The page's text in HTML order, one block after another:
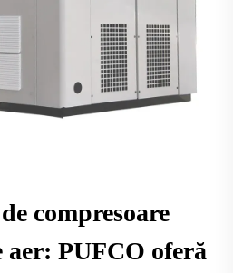
compresoare
PUFCO oferă